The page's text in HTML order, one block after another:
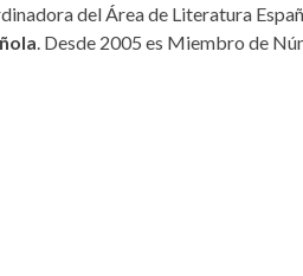
del Área de Literatura
. Desde 2005 es Miembro de